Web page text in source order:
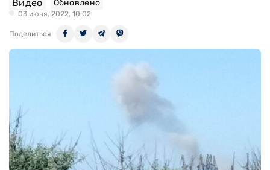
Видео Обновлено
03 июня, 2022, 10:02
Поделиться